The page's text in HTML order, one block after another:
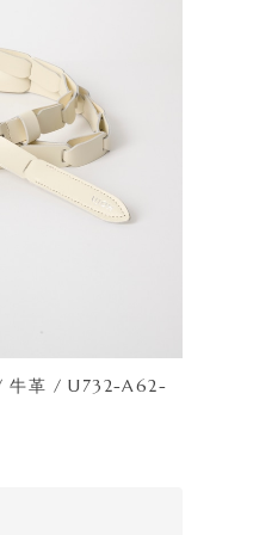
牛革 / U732-A62-